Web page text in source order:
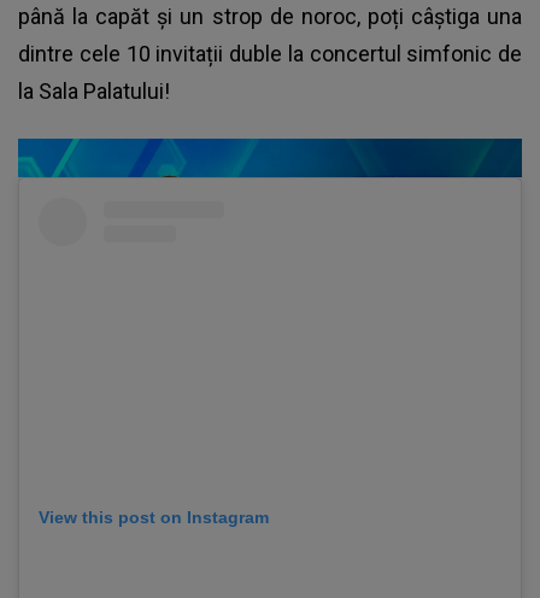
până la capăt și un strop de noroc, poți câștiga una
dintre cele 10 invitații duble la concertul simfonic de
la Sala Palatului!
View this post on Instagram